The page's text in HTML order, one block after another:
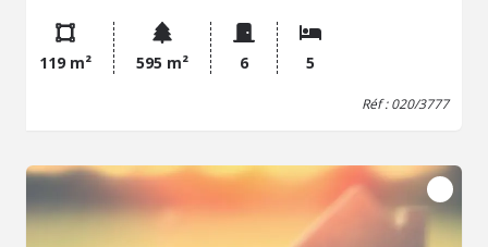
Classe climat : F - Logement à consommation
énergétique excessive : classe F => au 1/01/2028 si vente
ou location : Obligation niveau de performance compris
entre A et E - Montant estimé des dépenses annuelles
119 m² 595 m² 6 5
Réf : 020/3777